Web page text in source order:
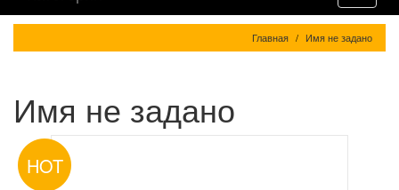
Главная Имя не задано
Имя не задано
HOT